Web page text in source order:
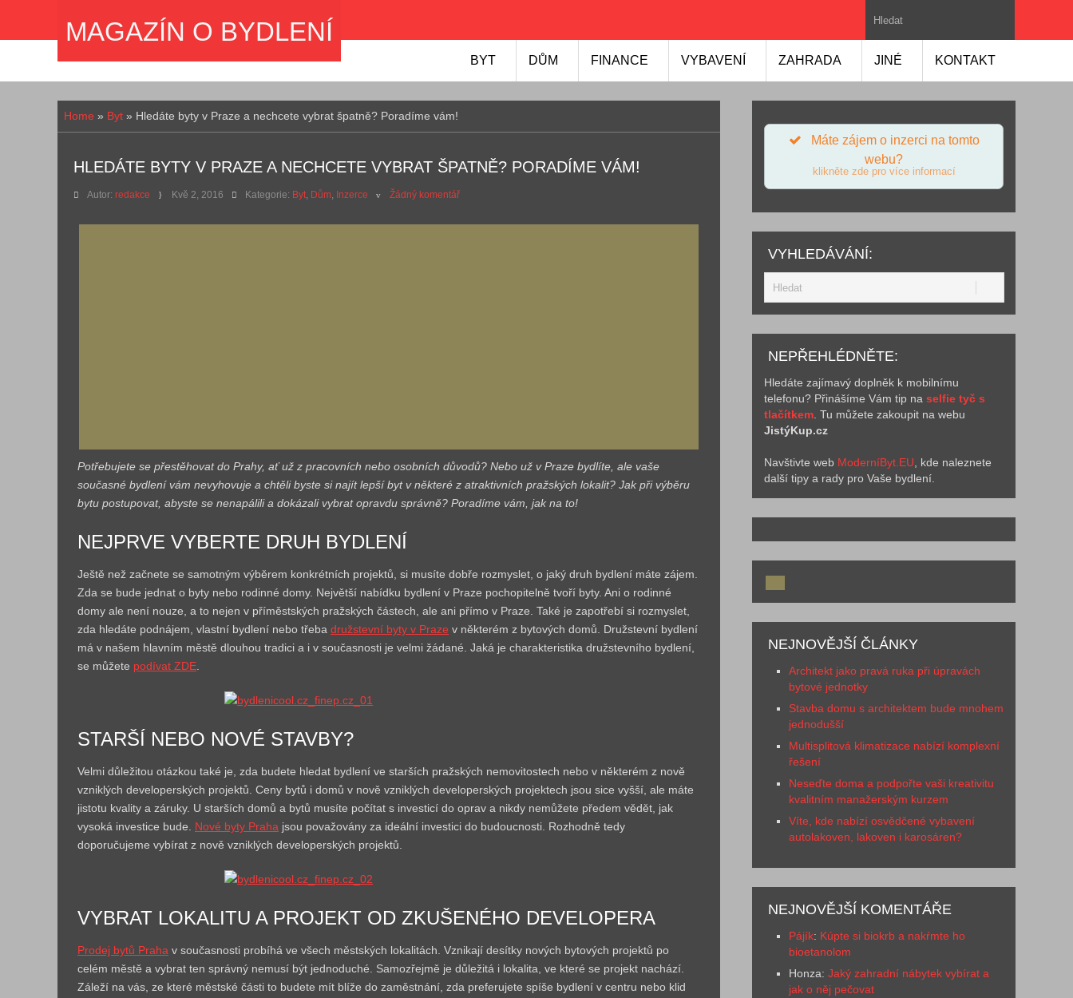
BYT DŮM FINANCE VYBAVENÍ ZAHRADA JINÉ KONTAKT
MAGAZÍN O BYDLENÍ
Home » Byt » Hledáte byty v Praze a nechcete vybrat špatně? Poradíme vám!
HLEDÁTE BYTY V PRAZE A NECHCETE VYBRAT ŠPATNĚ? PORADÍME VÁM!
Autor: redakce Kvě 2, 2016 Kategorie: Byt, Dům, Inzerce Žádný komentář
Potřebujete se přestěhovat do Prahy, ať už z pracovních nebo osobních důvodů? Nebo už v Praze bydlíte, ale vaše
současné bydlení vám nevyhovuje a chtěli byste si najít lepší byt v některé z atraktivních pražských lokalit? Jak při výběru
bytu postupovat, abyste se nenapálili a dokázali vybrat opravdu správně? Poradíme vám, jak na to!
NEJPRVE VYBERTE DRUH BYDLENÍ
Ještě než začnete se samotným výběrem konkrétních projektů, si musíte dobře rozmyslet, o jaký druh bydlení máte zájem.
Zda se bude jednat o byty nebo rodinné domy. Největší nabídku bydlení v Praze pochopitelně tvoří byty. Ani o rodinné
domy ale není nouze, a to nejen v příměstských pražských částech, ale ani přímo v Praze. Také je zapotřebí si rozmyslet,
zda hledáte podnájem, vlastní bydlení nebo třeba družstevní byty v Praze v některém z bytových domů. Družstevní bydlení
má v našem hlavním městě dlouhou tradici a i v současnosti je velmi žádané. Jaká je charakteristika družstevního bydlení,
se můžete podívat ZDE
STARŠÍ NEBO NOVÉ STAVBY?
Velmi důležitou otázkou také je, zda budete hledat bydlení ve starších pražských nemovitostech nebo v některém z nově
vzniklých developerských projektů. Ceny bytů i domů v nově vzniklých developerských projektech jsou sice vyšší, ale máte
jistotu kvality a záruky. U starších domů a bytů musíte počítat s investicí do oprav a nikdy nemůžete předem vědět, jak
vysoká investice bude. Nové byty Praha jsou považovány za ideální investici do budoucnosti. Rozhodně tedy
doporučujeme vybírat z nově vzniklých developerských projektů.
VYBRAT LOKALITU A PROJEKT OD ZKUŠENÉHO DEVELOPERA
Prodej bytů Praha v současnosti probíhá ve všech městských lokalitách. Vznikají desítky nových bytových projektů po
celém městě a vybrat ten správný nemusí být jednoduché. Samozřejmě je důležitá i lokalita, ve které se projekt nachází.
Záleží na vás, ze které městské části to budete mít blíže do zaměstnání, zda preferujete spíše bydlení v centru nebo klid
Máte zájem o inzerci na tomto
webu?
klikněte zde pro více informací
VYHLEDÁVÁNÍ:
NEPŘEHLÉDNĚTE:
Hledáte zajímavý doplněk k mobilnímu
telefonu? Přinášíme Vám tip na selfie tyč s
tlačítkem. Tu můžete zakoupit na webu
JistýKup.cz
Navštivte web ModerníByt.EU, kde naleznete
další tipy a rady pro Vaše bydlení.
NEJNOVĚJŠÍ ČLÁNKY
Architekt jako pravá ruka při úpravách
bytové jednotky
Stavba domu s architektem bude mnohem
jednodušší
Multisplitová klimatizace nabízí komplexní
řešení
Neseďte doma a podpořte vaši kreativitu
kvalitním manažerským kurzem
Víte, kde nabízí osvědčené vybavení
autolakoven, lakoven i karosáren?
NEJNOVĚJŠÍ KOMENTÁŘE
Pájík: Kúpte si biokrb a nakŕmte ho
bioetanolom
Honza: Jaký zahradní nábytek vybírat a
jak o něj pečovat